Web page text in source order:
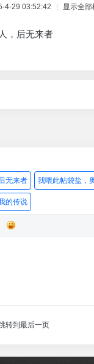
4-29 03:52:42 显示全部
，后无来者
无来者 我喂此帖袋盐，
的传说
转到最后一页